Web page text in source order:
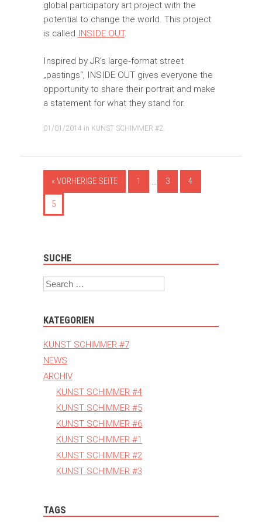
global participatory art project with the
potential to change the world. This project
is called INSIDE OUT.
Inspired by JR’s large‐format street
„pastings“, INSIDE OUT gives everyone the
opportunity to share their portrait and make
a statement for what they stand for.
01/01/2014 in KUNST SCHIMMER #2.
« VORHERIGE SEITE 1 3 4
5
SUCHE
Search
KATEGORIEN
KUNST SCHIMMER #7
NEWS
ARCHIV
KUNST SCHIMMER #4
KUNST SCHIMMER #5
KUNST SCHIMMER #6
KUNST SCHIMMER #1
KUNST SCHIMMER #2
KUNST SCHIMMER #3
TAGS